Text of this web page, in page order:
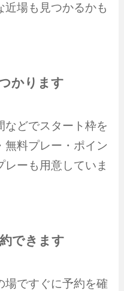
近場も見つかるかも
かります
などでスタート枠を
無料プレー・ポイン
レーも用意していま
できます
場ですぐに予約を確